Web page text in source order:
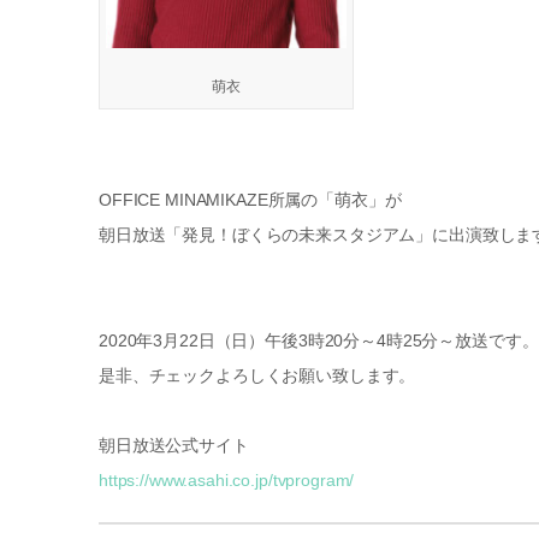
萌衣
OFFICE MINAMIKAZE所属の「萌衣」が
朝日放送「発見！ぼくらの未来スタジアム」に出演致しま
2020年3月22日（日）午後3時20分～4時25分～放送です。
是非、チェックよろしくお願い致します。
朝日放送公式サイト
https://www.asahi.co.jp/tvprogram/